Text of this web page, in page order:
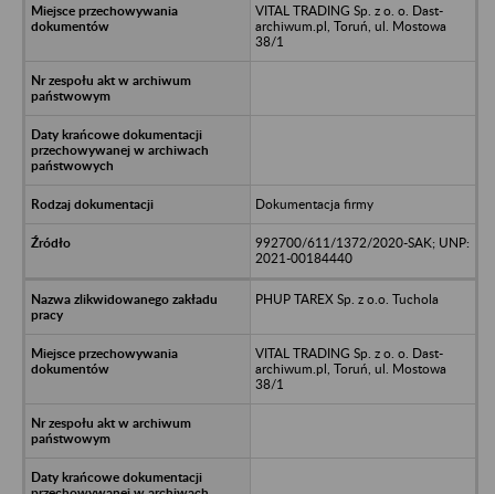
VITAL TRADING Sp. z o. o. Dast-
archiwum.pl, Toruń, ul. Mostowa
38/1
Dokumentacja firmy
992700/611/1372/2020-SAK; UNP:
2021-00184440
PHUP TAREX Sp. z o.o. Tuchola
VITAL TRADING Sp. z o. o. Dast-
archiwum.pl, Toruń, ul. Mostowa
38/1